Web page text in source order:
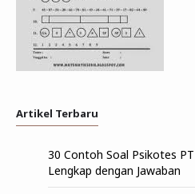
Artikel Terbaru
30 Contoh Soal Psikotes
Lengkap dengan Jawaban